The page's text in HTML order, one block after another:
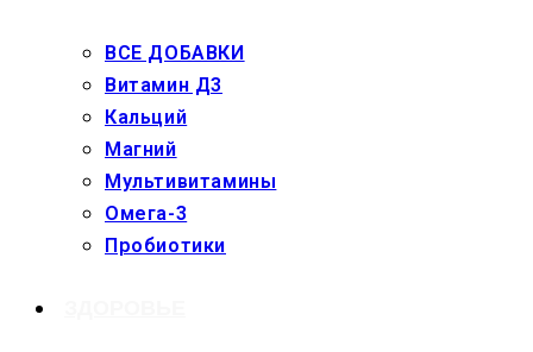
ВСЕ ДОБАВКИ
Витамин Д3
Кальций
Магний
Мультивитамины
Омега-3
Пробиотики